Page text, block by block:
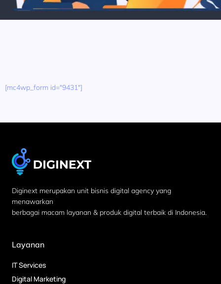
[mc4wp_form id="9431"]
Diginext merupakan unit bisnis digital agency yang
menawarkan
berbagai macam layanan & produk digital terbaik di Indonesia.
Layanan
IT Services
Digital Marketing